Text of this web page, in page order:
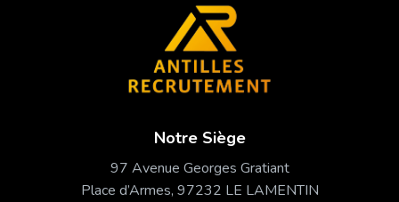
Notre Siège
97 Avenue Georges Gratiant
Place d’Armes, 97232 LE LAMENTIN